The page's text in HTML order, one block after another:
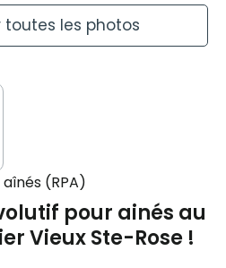
les photos
(RPA)
pour ainés au
Vieux Ste-Rose !